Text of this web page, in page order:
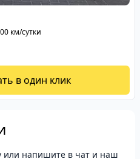
км/сутки
Забронировать в один клик
или напишите в чат и наш